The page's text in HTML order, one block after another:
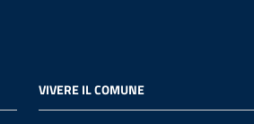
VIVERE IL COMUNE